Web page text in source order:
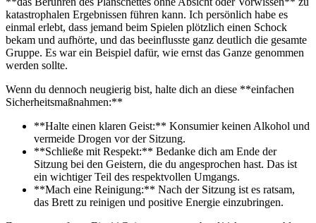
katastrophalen Ergebnissen führen kann. Ich persönlich habe es
einmal erlebt, dass jemand beim Spielen plötzlich einen Schock
bekam und aufhörte, und das beeinflusste ganz deutlich die gesamte
Gruppe. Es war ein Beispiel dafür, wie ernst das Ganze genommen
werden sollte.
Wenn du dennoch neugierig bist, halte dich an diese **einfachen
Sicherheitsmaßnahmen:**
**Halte einen klaren Geist:** Konsumier keinen Alkohol und
vermeide Drogen vor der Sitzung.
**Schließe mit Respekt:** Bedanke dich am Ende der
Sitzung bei den Geistern, die du angesprochen hast. Das ist
ein wichtiger Teil des respektvollen Umgangs.
**Mach eine Reinigung:** Nach der Sitzung ist es ratsam,
das Brett zu reinigen und positive Energie einzubringen.